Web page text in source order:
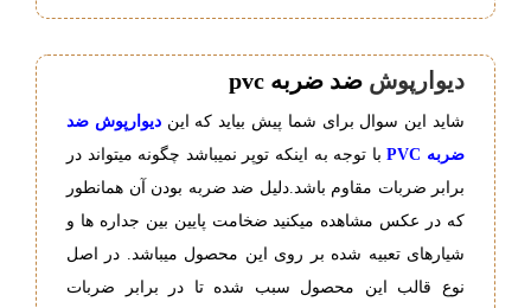
دیوارپوش ضد ضربه pvc
شاید این سوال برای شما پیش بیاید که ایندیوارپوش ضد
ضربه PVC
با توجه به اینکه توپر نمیباشد چگونه میتواند در
برابر ضربات مقاوم باشد.دلیل ضد ضربه بودن آن همانطور
که در عکس مشاهده میکنید ضخامت پایین بین جداره ها و
شیارهای تعبیه شده بر روی این محصول میباشد. در اصل
نوع قالب این محصول سبب شده تا در برابر ضربات